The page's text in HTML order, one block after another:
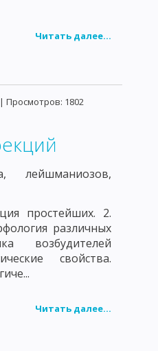
Читать далее...
| Просмотров: 1802
лейшманиозов,
простейших. 2.
различных
возбудителей
свойства.
Читать далее...